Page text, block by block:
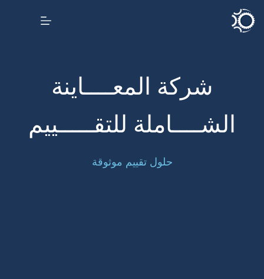
شركة المعــــاينة
الشــــاملة للتقـــــييم
حلول تقييم موثوقة